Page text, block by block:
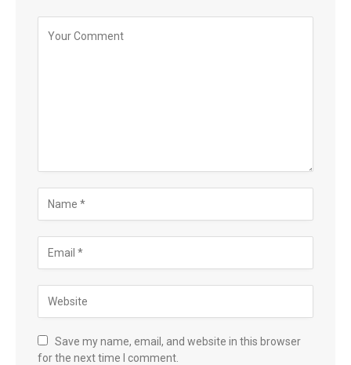
Save my name, email, and website in this browser
for the next time I comment.